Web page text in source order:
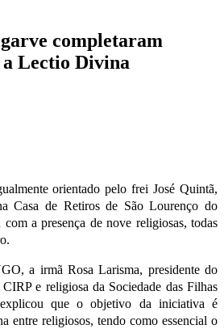
completaram
Lectio Divina
orientado pelo frei José Quintã,
Casa de Retiros de São Lourenço do
a presença de nove religiosas, todas
a irmã Rosa Larisma, presidente do
e religiosa da Sociedade das Filhas
que o objetivo da iniciativa é
entre religiosos, tendo como essencial o